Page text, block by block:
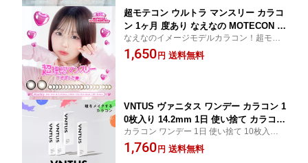
超モテコン ウルトラ マンスリー カラコ
ン 1ヶ月 度あり なえなの MOTECON な
えなのカラコン カラーコンタクト カラ
ーコンタクトレンズ 1month ワンマン
なえなのイメージモデルカラコン！超モテ
コン ウルトラ マンスリー
1,650 円 送料無料
VNTUS ヴァニタス ワンデー カラコン 1
0枚入り 14.2mm 1日 使い捨て カラコン
カラーコンタクト カラーコンタクトレ
ンズ 度あり 度なし 新色 アンニュイ ナ
カラコン ワンデー 1日 使い捨て 10枚入り 1
4.2mm カラコン カラーコンタクト カラー
コンタクトレンズ 度あり 度なし 新商品 ナ
1,760 円 送料無料